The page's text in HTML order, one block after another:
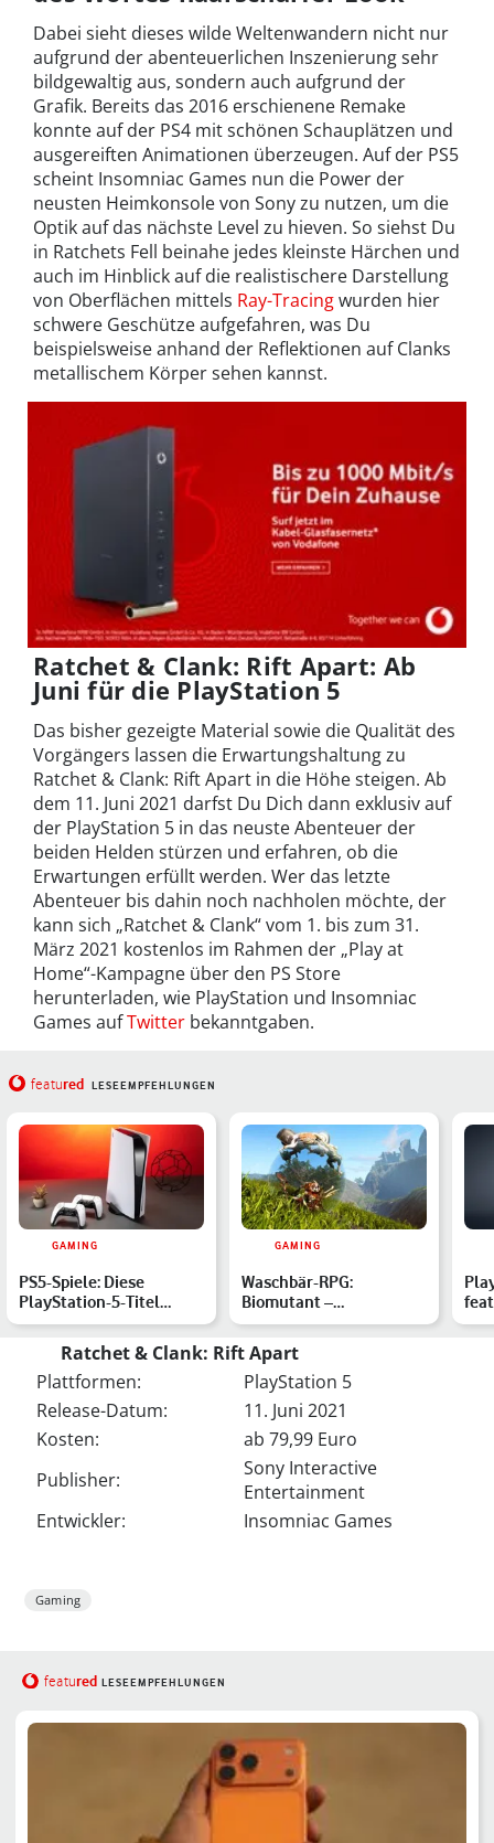
Dabei sieht dieses wilde Weltenwandern nicht nur
aufgrund der abenteuerlichen Inszenierung sehr
bildgewaltig aus, sondern auch aufgrund der
Grafik. Bereits das 2016 erschienene Remake
konnte auf der PS4 mit schönen Schauplätzen und
ausgereiften Animationen überzeugen. Auf der PS5
scheint Insomniac Games nun die Power der
neusten Heimkonsole von Sony zu nutzen, um die
Optik auf das nächste Level zu hieven. So siehst Du
in Ratchets Fell beinahe jedes kleinste Härchen und
auch im Hinblick auf die realistischere Darstellung
von Oberflächen mittels Ray-Tracingwurden hier
schwere Geschütze aufgefahren, was Du
beispielsweise anhand der Reflektionen auf Clanks
metallischem Körper sehen kannst.
Ratchet & Clank: Rift Apart: Ab
Juni für die PlayStation 5
Das bisher gezeigte Material sowie die Qualität des
Vorgängers lassen die Erwartungshaltung zu
Ratchet & Clank: Rift Apart in die Höhe steigen. Ab
dem 11. Juni 2021 darfst Du Dich dann exklusiv auf
der PlayStation 5 in das neuste Abenteuer der
beiden Helden stürzen und erfahren, ob die
Erwartungen erfüllt werden. Wer das letzte
Abenteuer bis dahin noch nachholen möchte, der
kann sich „Ratchet & Clank“ vom 1. bis zum 31.
März 2021 kostenlos im Rahmen der „Play at
Home“-Kampagne über den PS Store
herunterladen, wie PlayStation und Insomniac
Games aufTwitter bekanntgaben.
featured LESEEMPFEHLUNGEN
GAMING
PS5-Spiele: Diese
PlayStation-5-Titel
erscheinen 2021
GAMING
Waschbär-RPG:
Biomutant –
Releasedatum steht fest
Die
Ratchet & Clank: Rift Apart
Plattformen:
PlayStation 5
Release-Datum:
11. Juni 2021
Kosten:
ab 79,99 Euro
Publisher:
Sony Interactive
Entertainment
Entwickler:
Insomniac Games
Gaming
featured LESEEMPFEHLUNGEN